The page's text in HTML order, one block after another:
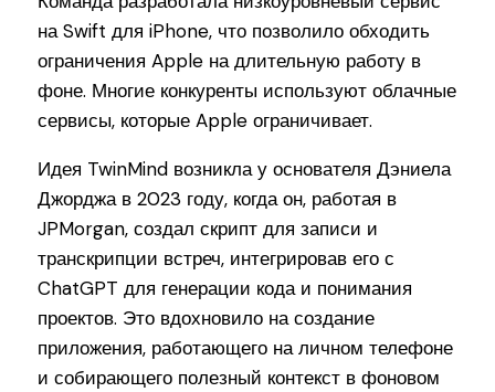
на Swift для iPhone, что позволило обходить
ограничения Apple на длительную работу в
фоне. Многие конкуренты используют облачные
сервисы, которые Apple ограничивает.
Идея TwinMind возникла у основателя Дэниела
Джорджа в 2023 году, когда он, работая в
JPMorgan, создал скрипт для записи и
транскрипции встреч, интегрировав его с
ChatGPT для генерации кода и понимания
проектов. Это вдохновило на создание
приложения, работающего на личном телефоне
и собирающего полезный контекст в фоновом